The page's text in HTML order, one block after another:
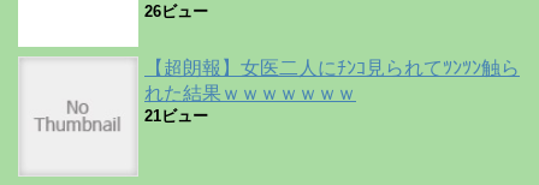
26ビュー
【超朗報】女医二人にﾁﾝｺ見られてﾂﾝﾂﾝ触ら
れた結果ｗｗｗｗｗｗｗ
21ビュー